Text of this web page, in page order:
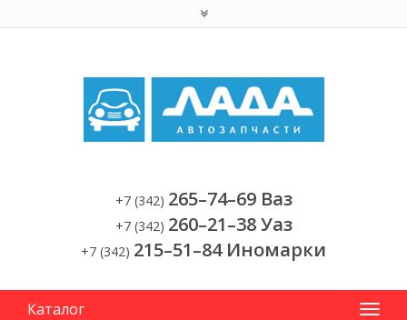
+7 (342) 265–74–69 Ваз
+7 (342) 260–21–38 Уаз
+7 (342) 215–51–84 Иномарки
Каталог